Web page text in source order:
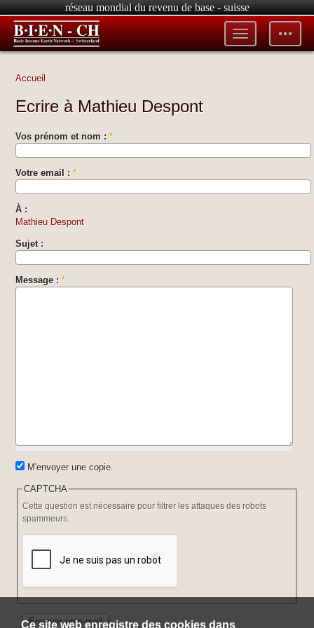
réseau mondial du revenu de base - suisse
Toggle
tools
Toggle
menu
Accueil
Ecrire à Mathieu Despont
Vos prénom et nom : *
Votre email : *
À :
Mathieu Despont
Sujet :
Message : *
M'envoyer une copie.
CAPTCHA
Cette question est nécessaire pour filtrer les attaques des robots
spammeurs.
Ce site web enregistre des cookies dans